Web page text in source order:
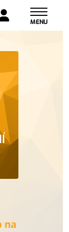
MENU
na